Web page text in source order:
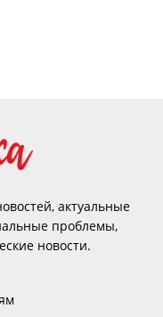
актуальные
проблемы,
новости.